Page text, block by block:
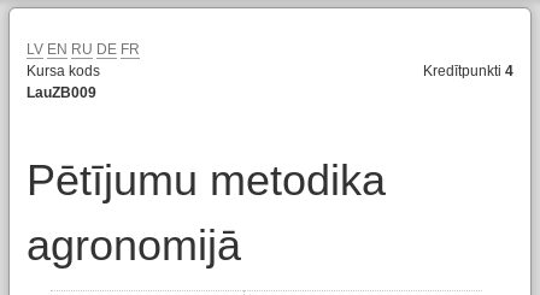
LV EN RU DE FR
Kursa kods
LauZB009
Kredītpunkti4
Pētījumu metodika
agronomijā